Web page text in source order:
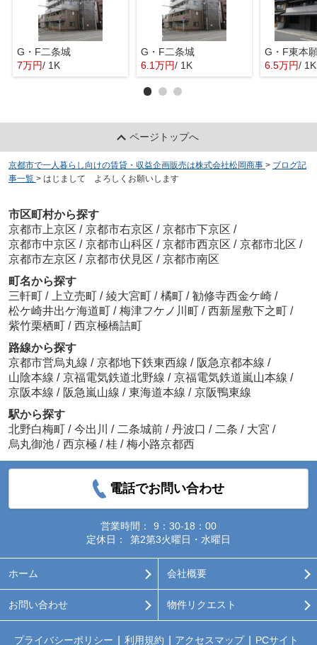
G・F二条城
7万円/ 1K
G・F二条城
6.1万円/ 1K
G・F東本
6.5万円/ 1K
ページトップへ
京都市で一人暮らし向けの賃貸・収益企画販売は株式会社松岡商事 > ブログ記
事一覧 > はじまして よろしくお願いします
市区町村から探す
京都市上京区 / 京都市右京区 / 京都市下京区 /
京都市中京区 / 京都市山科区 / 京都市西京区 / 京都市北区 /
京都市左京区 / 京都市伏見区 / 京都市南区
町名から探す
三軒町 / 上立売町 / 綾大宮町 / 橘町 / 勧修寺西金ケ崎 /
松ケ崎井出ケ海道町 / 梅津フケノ川町 / 西新屋敷下之町 /
紫竹栗栖町 / 西京極橋詰町
路線から探す
京都市営烏丸線 / 京都地下鉄東西線 / 阪急京都本線 /
山陰本線 / 京福電気鉄道北野線 / 京福電気鉄道嵐山本線 /
京阪本線 / 阪急嵐山線 / 東海道本線 / 京阪鴨東線
駅から探す
北野白梅町 / 今出川 / 二条城前 / 丹波口 / 二条 / 大宮 /
烏丸御池 / 西京極 / 桂 / 梅小路京都西
電話でお問い合わせ
営業時間：
9：30-18：00
定休日：
第2第3火曜日・水曜日
ホーム 会社概要
お問い合わせ 物件リクエスト
プライバシーポリシー 利用規約 アクセスマップ PCサイト